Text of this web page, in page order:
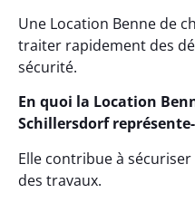
Une Location Benne de
traiter rapidement des
sécurité.
En quoi la Location
Schillersdorf
Elle contribue à
des travaux.